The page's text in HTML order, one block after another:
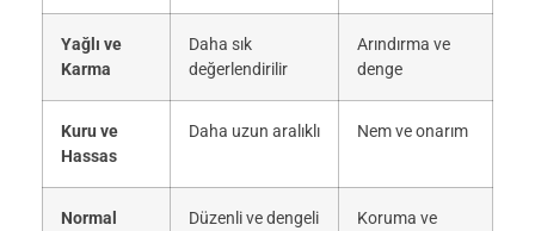
Yağlı ve
Karma
Daha sık
değerlendirilir
Arındırma ve
denge
Kuru ve
Hassas
Daha uzun aralıklı Nem ve onarım
Normal Düzenli ve dengeli
Koruma ve